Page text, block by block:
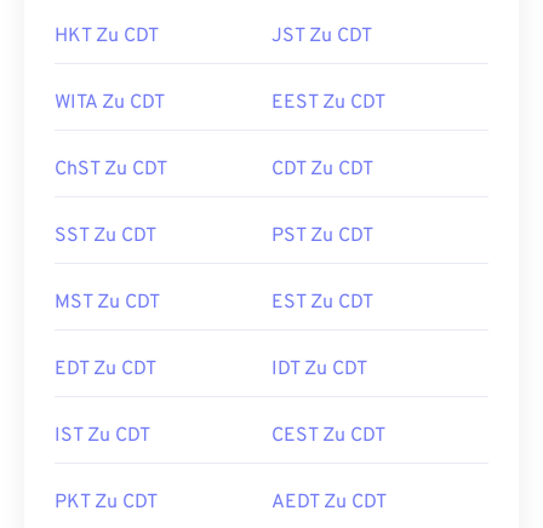
HKT Zu CDT JST Zu CDT
WITA Zu CDT EEST Zu CDT
ChST Zu CDT CDT Zu CDT
SST Zu CDT PST Zu CDT
MST Zu CDT EST Zu CDT
EDT Zu CDT IDT Zu CDT
IST Zu CDT CEST Zu CDT
PKT Zu CDT AEDT Zu CDT